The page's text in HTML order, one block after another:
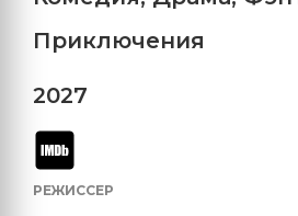
Приключения
2027
РЕЖИССЕР